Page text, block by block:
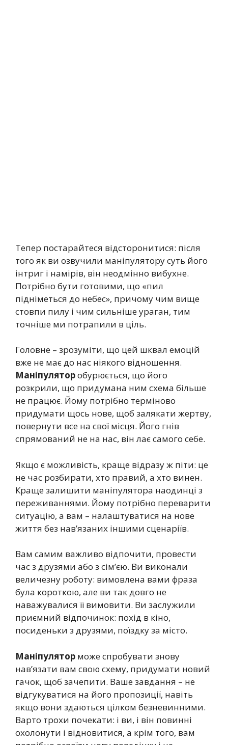
Тепер постарайтеся відсторонитися: після
того як ви озвучили маніпулятору суть його
інтриг і намірів, він неодмінно вибухне.
Потрібно бути готовими, що «пил
підніметься до небес», причому чим вище
стовпи пилу і чим сильніше ураган, тим
точніше ми потрапили в ціль.
Головне – зрозуміти, що цей шквал емоцій
вже не має до нас ніякого відношення.
Маніпуляторобурюється, що його
розкрили, що придумана ним схема більше
не працює. Йому потрібно терміново
придумати щось нове, щоб залякати жертву,
повернути все на свої місця. Його гнів
спрямований не на нас, він лає самого себе.
Якщо є можливість, краще відразу ж піти: це
не час розбирати, хто правий, а хто винен.
Краще залишити маніпулятора наодинці з
переживаннями. Йому потрібно переварити
ситуацію, а вам – налаштуватися на нове
життя без нав’язаних іншими сценаріїв.
Вам самим важливо відпочити, провести
час з друзями або з сім’єю. Ви виконали
величезну роботу: вимовлена вами фраза
була короткою, але ви так довго не
наважувалися її вимовити. Ви заслужили
приємний відпочинок: похід в кіно,
посиденьки з друзями, поїздку за місто.
Маніпулятор може спробувати знову
нав’язати вам свою схему, придумати новий
гачок, щоб зачепити. Ваше завдання – не
відгукуватися на його пропозиції, навіть
якщо вони здаються цілком безневинними.
Варто трохи почекати: і ви, і він повинні
охолонути і відновитися, а крім того, вам